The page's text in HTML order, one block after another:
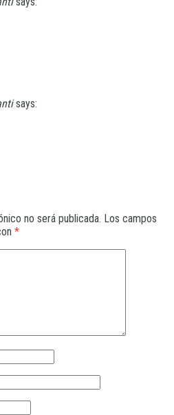
says:
no será publicada. Los campos
*